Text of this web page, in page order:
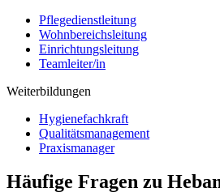
Pflegedienstleitung
Wohnbereichsleitung
Einrichtungsleitung
Teamleiter/in
Weiterbildungen
Hygienefachkraft
Qualitätsmanagement
Praxismanager
Häufige Fragen zu